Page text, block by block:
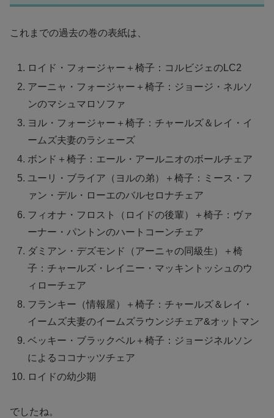
これまでの過去の巻の表紙は、
ロイド・フォージャー＋椅子：コルビジェのLC2
アーニャ・フォージャー＋椅子：ジョージ・ネルソ
ンのマシュマロソファ
ヨル・フォージャー＋椅子：チャールズ＆レイ・イ
ームズ夫妻のラシェーズ
ボンド＋椅子：エール・アールニオのボールチェア
ユーリ・ブライア（ヨルの弟）＋椅子：ミース・フ
ァン・デル・ローエのバルセロナチェア
フィオナ・フロスト（ロイドの後輩）＋椅子：ヴァ
ーナー・パントンのハートコーンチェア
ダミアン・デズモンド（アーニャの同級生）＋椅
子：チャールズ・レイニー・マッキントッシュのウ
ィローチェア
フランキー（情報屋）＋椅子：チャールズ＆レイ・
イームズ夫妻のイームズラウンジチェア&オットマン
ベッキー・ブラックベル＋椅子：ジョージネルソン
によるココナッツチェア
ロイドの幼少期
でしたね。